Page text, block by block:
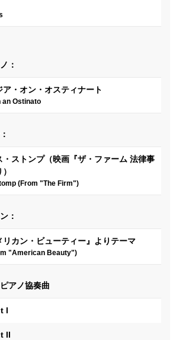
：
ア・オン・オスティナート
an Ostinato
・ストンプ（映画『ザ・ファーム 法律事
(From "The Firm")
：
リカン・ビューティー』よりテーマ
"American Beauty")
アノ協奏曲
I
II